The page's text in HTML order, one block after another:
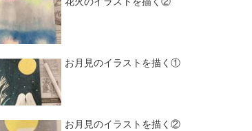
お月見のイラストを描く①
お月見のイラストを描く②